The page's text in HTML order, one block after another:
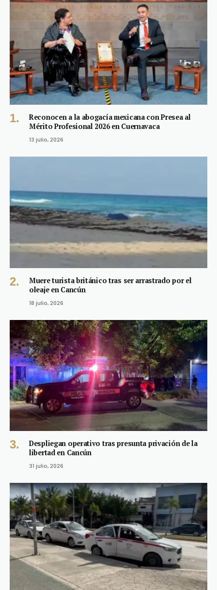
Reconocen a la abogacía mexicana con Presea al
Mérito Profesional 2026 en Cuernavaca
13 julio, 2026
Muere turista británico tras ser arrastrado por el
oleaje en Cancún
18 julio, 2026
Despliegan operativo tras presunta privación de la
libertad en Cancún
31 julio, 2026